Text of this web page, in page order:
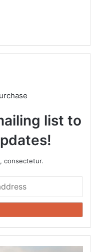
list to
consectetur.